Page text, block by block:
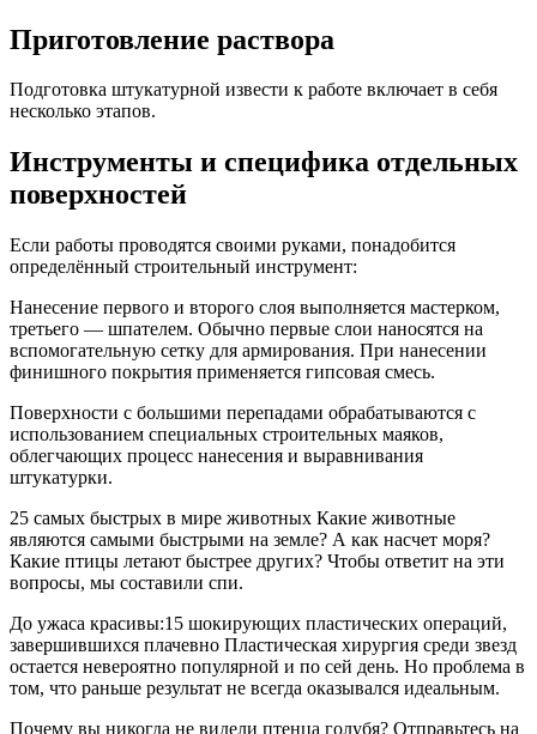
Приготовление раствора
Подготовка штукатурной извести к работе включает в себя
несколько этапов.
Инструменты и специфика отдельных
поверхностей
Если работы проводятся своими руками, понадобится
определённый строительный инструмент:
Нанесение первого и второго слоя выполняется мастерком,
третьего — шпателем. Обычно первые слои наносятся на
вспомогательную сетку для армирования. При нанесении
финишного покрытия применяется гипсовая смесь.
Поверхности с большими перепадами обрабатываются с
использованием специальных строительных маяков,
облегчающих процесс нанесения и выравнивания
штукатурки.
25 самых быстрых в мире животных Какие животные
являются самыми быстрыми на земле? А как насчет моря?
Какие птицы летают быстрее других? Чтобы ответит на эти
вопросы, мы составили спи.
До ужаса красивы:15 шокирующих пластических операций,
завершившихся плачевно Пластическая хирургия среди звезд
остается невероятно популярной и по сей день. Но проблема в
том, что раньше результат не всегда оказывался идеальным.
Почему вы никогда не видели птенца голубя? Отправьтесь на